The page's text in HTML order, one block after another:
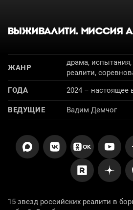
ВЫЖИВАЛИТИ. МИССИЯ
ЖАНР
драма,
реалити,
ГОДА
2024 – настоящее
ВЕДУЩИЕ Вадим Демчог
15 звезд российских реалити в